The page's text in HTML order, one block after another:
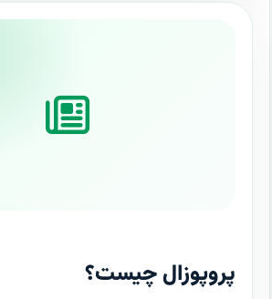
پروپوزال چیست؟